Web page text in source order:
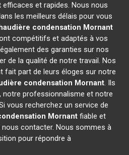
efficaces et rapides. Nous nous
les meilleurs délais pour vous
condensation Mornant
compétitifs et adaptés à vos
des garanties sur nos
de la qualité de notre travail. Nos
fait part de leurs éloges sur notre
condensation Mornant. Ils
notre professionnalisme et notre
vous recherchez un service de
Mornant fiable et
contacter. Nous sommes à
pour répondre à